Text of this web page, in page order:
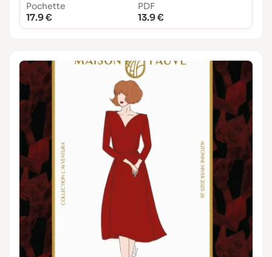
Pochette
17.9 €
PDF
13.9 €